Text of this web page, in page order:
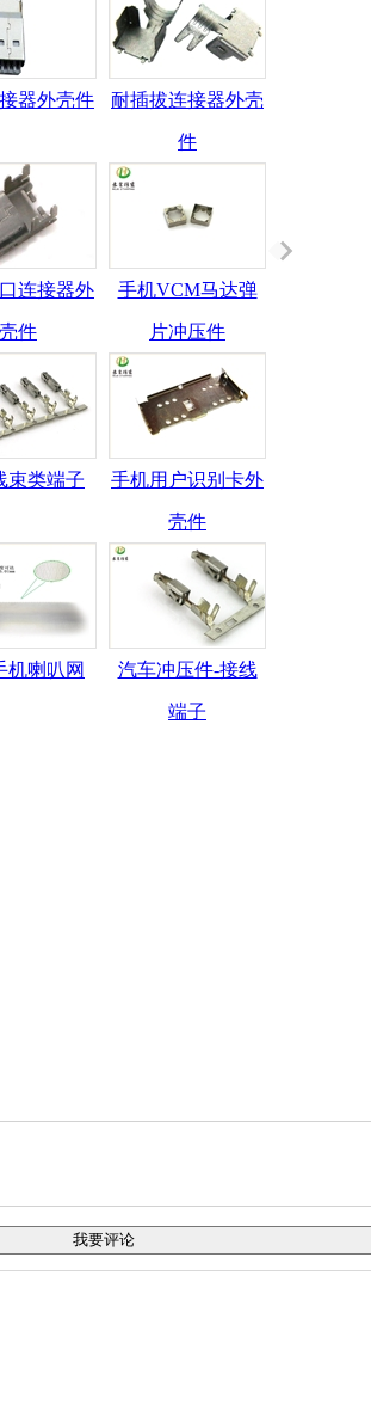
器外壳件 耐插拔连接器外壳
件
连接器外
壳件
手机VCM马达弹
片冲压件
束类端子 手机用户识别卡外
壳件
机喇叭网 汽车冲压件-接线
端子